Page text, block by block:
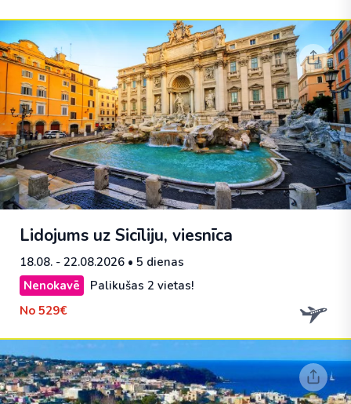
Lidojums uz Sicīliju, viesnīca
18.08. - 22.08.2026 • 5 dienas
Nenokavē
Palikušas 2 vietas!
No 529€